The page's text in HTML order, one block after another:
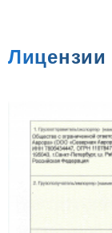
Лицензии